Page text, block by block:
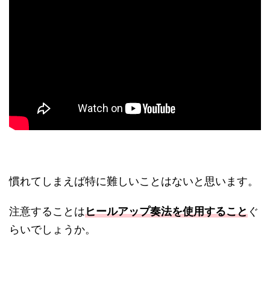
慣れてしまえば特に難しいことはないと思います。
注意することはヒールアップ奏法を使用することぐ
らいでしょうか。